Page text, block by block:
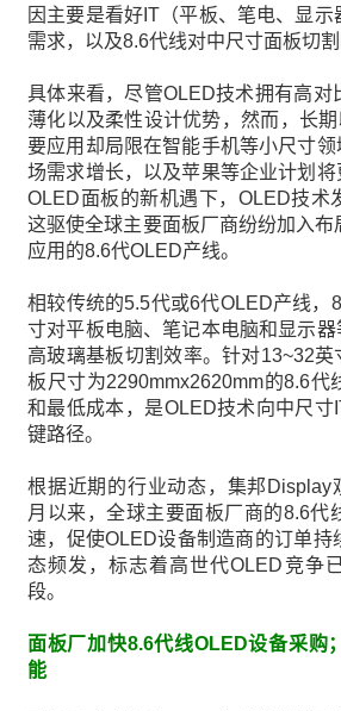
因主要是看好IT（平板、笔电、显
需求，以及8.6代线对中尺寸面板切割
具体来看，尽管OLED技术拥有高对
薄化以及柔性设计优势，然而，长
要应用却局限在智能手机等小尺寸
场需求增长，以及苹果等企业计划
OLED面板的新机遇下，OLED技术
这驱使全球主要面板厂商纷纷加入布
应用的8.6代OLED产线。
相较传统的5.5代或6代OLED产线，
寸对平板电脑、笔记本电脑和显示
高玻璃基板切割效率。针对13~32
板尺寸为2290mmx2620mm的8.6代
和最低成本，是OLED技术向中尺寸
键路径。
根据近期的行业动态，集邦Display
月以来，全球主要面板厂商的8.6代
速，促使OLED设备制造商的订单持
态频发，标志着高世代OLED竞争
段。
面板厂加快8.6代线OLED设备采购
能